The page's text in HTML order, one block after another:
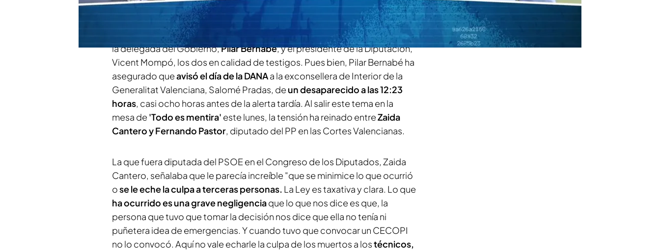
Tras ladeclaración el pasado viernes
ex consellera de justicia e
interior Salomé Pradas,
y el ex secretario autonómico de emergencias
Emilio Argüeso -ambos como investigados- este lunes ha sido el turno de
la delegada del Gobierno,Pilar Bernabé, y el presidente de la Diputación,
Vicent Mompó, los dos en calidad de testigos. Pues bien, Pilar Bernabé ha
asegurado queavisó el día de la DANAa la exconsellera de Interior de la
Generalitat Valenciana, Salomé Pradas, de un desaparecido a las 12:23
horas, casi ocho horas antes de la alerta tardía. Al salir este tema en la
mesa de 'Todo es mentira' este lunes, la tensión ha reinado entreZaida
Cantero y Fernando Pastor, diputado del PP en las Cortes Valencianas.
La que fuera diputada del PSOE en el Congreso de los Diputados, Zaida
Cantero, señalaba que le parecía increíble "que se minimice lo que ocurrió
ose le eche la culpa a terceras personas. La Ley es taxativa y clara. Lo que
ha ocurrido es una grave negligenciaque lo que nos dice es que, la
persona que tuvo que tomar la decisión nos dice que ella no tenía ni
puñetera idea de emergencias. Y cuando tuvo que convocar un CECOPI
no lo convocó. Aquí no vale echarle la culpa de los muertos a lostécnicos,